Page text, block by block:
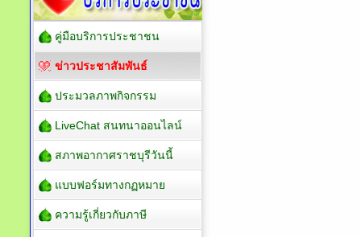
คู่มือบริการประชาชน
ข่าวประชาสัมพันธ์
ประมวลภาพกิจกรรม
LiveChat สนทนาออนไลน์
สภาพอากาศราชบุรีวันนี้
แบบฟอร์มทางกฏหมาย
ความรู้เกี่ยวกับภาษี